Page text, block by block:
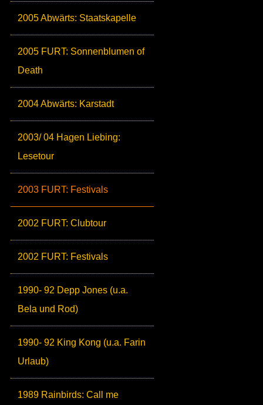
2005 Abwärts: Staatskapelle
2005 FURT: Sonnenblumen of
Death
2004 Abwärts: Karstadt
2003/ 04 Hagen Liebing:
Lesetour
2003 FURT: Festivals
2002 FURT: Clubtour
2002 FURT: Festivals
1990- 92 Depp Jones (u.a.
Bela und Rod)
1990- 92 King Kong (u.a. Farin
Urlaub)
1989 Rainbirds: Call me